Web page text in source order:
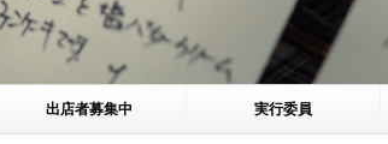
出店者募集中 実行委員